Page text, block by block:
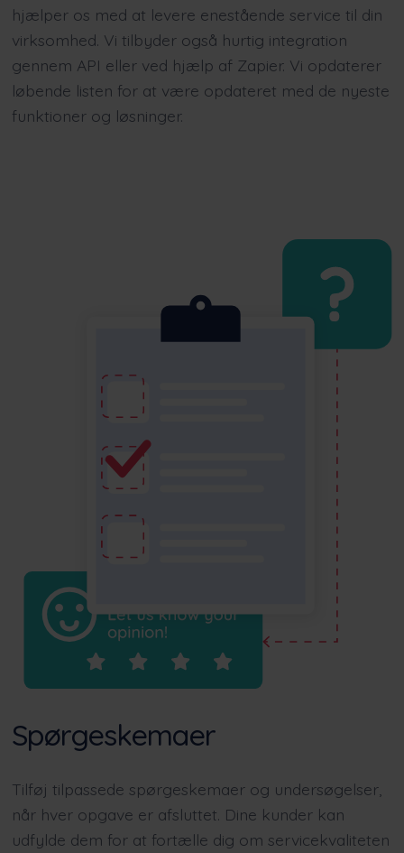
hjælper os med at levere enestående service til din
virksomhed. Vi tilbyder også hurtig integration
gennem API eller ved hjælp af Zapier. Vi opdaterer
løbende listen for at være opdateret med de nyeste
funktioner og løsninger.
Spørgeskemaer
Tilføj tilpassede spørgeskemaer og undersøgelser,
når hver opgave er afsluttet. Dine kunder kan
udfylde dem for at fortælle dig om servicekvaliteten